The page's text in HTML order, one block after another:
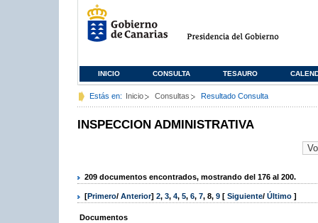
INICIO CONSULTA TESAURO
Estás en: Inicio Consultas Resultado Consulta
INSPECCION ADMINISTRATIVA
209 documentos encontrados, mostrando del 176 al 200.
[Primero/ Anterior] 2, 3, 4, 5, 6, 7, 8, 9 [ Siguiente/ Último ]
Documentos